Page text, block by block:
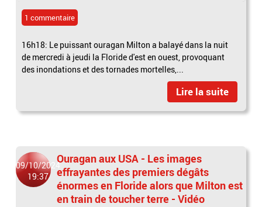
1 commentaire
16h18: Le puissant ouragan Milton a balayé dans la nuit
de mercredi à jeudi la Floride d'est en ouest, provoquant
des inondations et des tornades mortelles,...
Lire la suite
09/10/2024
19:37
Ouragan aux USA - Les images
effrayantes des premiers dégâts
énormes en Floride alors que Milton est
en train de toucher terre - Vidéo